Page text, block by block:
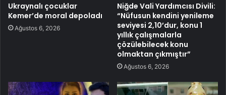
Ukraynalı çocuklar
Kemer’de moral depoladı
Ağustos 6, 2026
Niğde Vali Yardımcısı Divili:
“Nüfusun kendini yenileme
seviyesi 2,10’dur, konu 1
yıllık çalışmalarla
çözülebilecek konu
olmaktan çıkmıştır”
Ağustos 6, 2026